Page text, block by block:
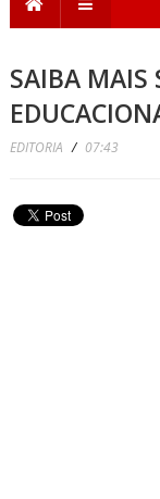
SAIBA MAIS
EDITORIA / 07:43